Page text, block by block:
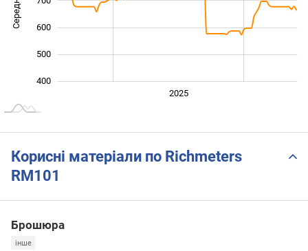
400
500
600
2025
Корисні матеріали по Richmeters
RM101
Брошюра
інше